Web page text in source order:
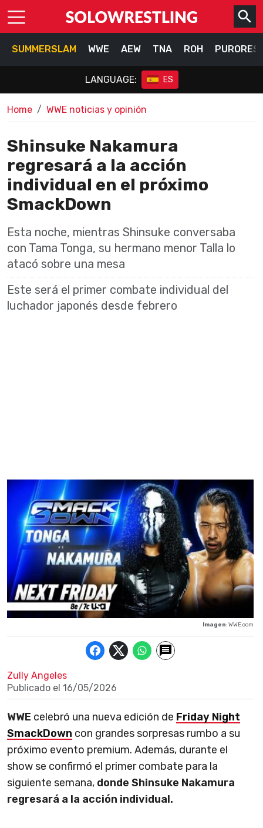
SUMMERSLAM WWE AEW TNA ROH
LANGUAGE: ES
Home WWE noticias y opinión
Shinsuke Nakamura
regresará a la acción
individual en el próximo
SmackDown
Esta noche, mientras Shinsuke conversaba
con Tama Tonga, su hermano menor Talla lo
atacó sobre una mesa
Este será el primer combate individual del
luchador japonés desde febrero
Imagen: WWE.com
Zully Angeles
Publicado el 16/05/2026
WWE celebró una nueva edición de Friday Night
SmackDown con grandes sorpresas rumbo a su
próximo evento premium. Además, durante el
show se confirmó el primer combate para la
siguiente semana, donde Shinsuke Nakamura
regresará a la acción individual.